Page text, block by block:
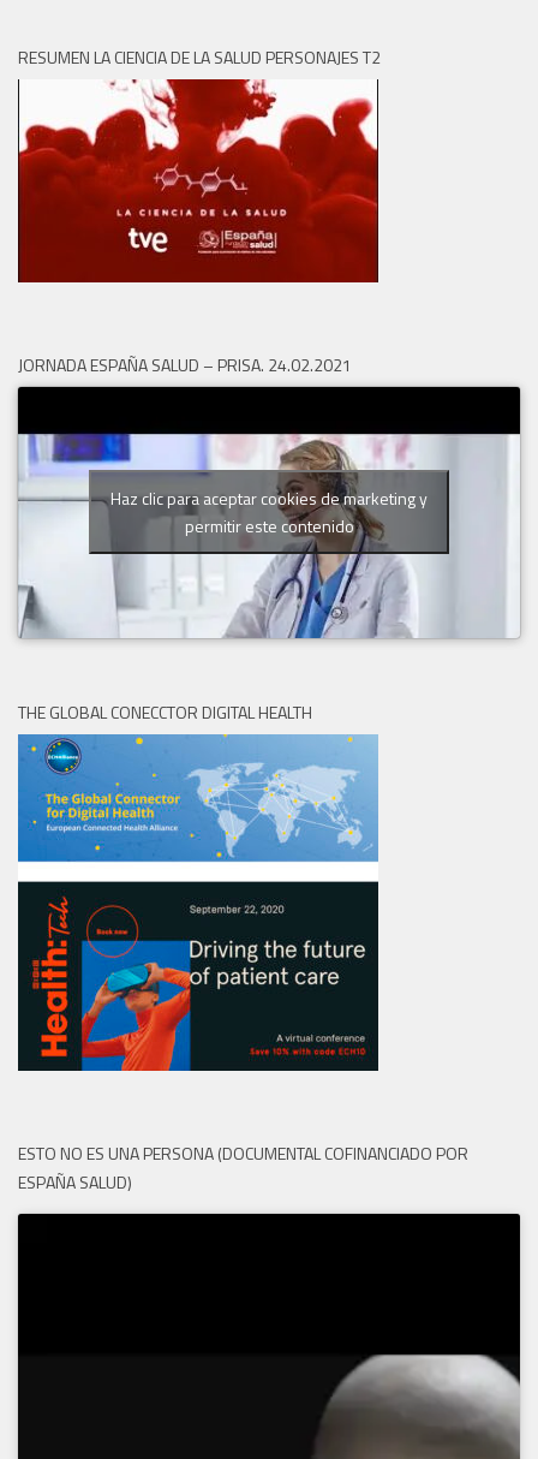
RESUMEN LA CIENCIA DE LA SALUD PERSONAJES T2
JORNADA ESPAÑA SALUD – PRISA. 24.02.2021
Haz clic para aceptar cookies de marketing y
permitir este contenido
THE GLOBAL CONECCTOR DIGITAL HEALTH
ESTO NO ES UNA PERSONA (DOCUMENTAL COFINANCIADO POR
ESPAÑA SALUD)